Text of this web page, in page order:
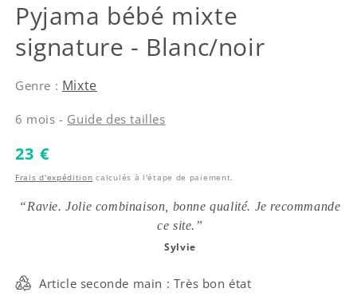
Karl Lagerfeld
Pyjama bébé mixte
signature - Blanc/noir
Genre : Mixte
6 mois - Guide des tailles
Prix habituel
23 €
Frais d'expédition calculés à l'étape de paiement.
“Ravie. Jolie combinaison, bonne qualité. Je recommande
ce site.”
Sylvie
Article seconde main : Très bon état